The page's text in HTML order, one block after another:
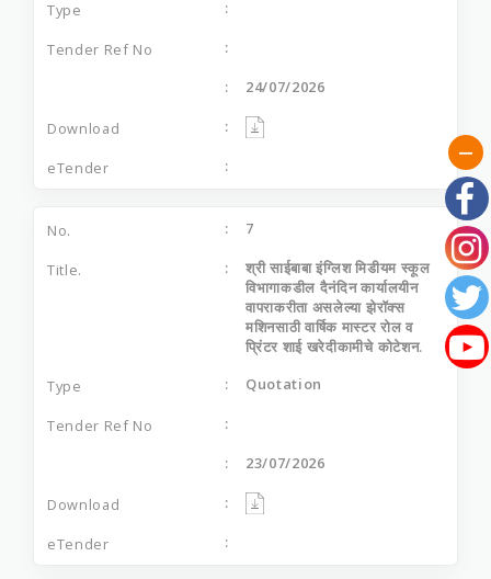
24/07/2026
7
श्री साईबाबा इंग्लिश मिडीयम स्कूल
विभागाकडील दैनंदिन कार्यालयीन
वापराकरीता असलेल्या झेरॉक्स
मशिनसाठी वार्षिक मास्टर रोल व
प्रिंटर शाई खरेदीकामीचे कोटेशन.
Quotation
23/07/2026